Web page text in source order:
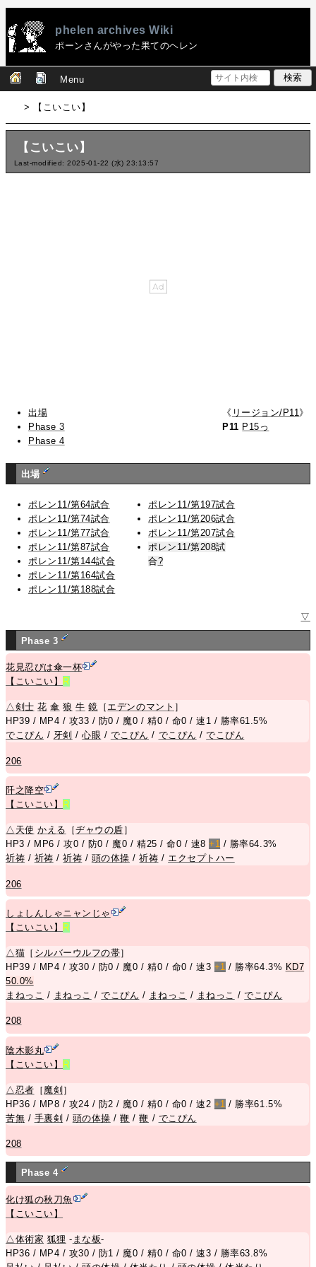
phelen archives Wiki
ポーンさんがやった果てのヘレン
Menu
> 【こいこい】
【こいこい】
Last-modified: 2025-01-22 (水) 23:13:57
出場
Phase 3
Phase 4
《 リージョン/P11 》
P11 P15っ
出場
ポレン11/第64試合
ポレン11/第74試合
ポレン11/第77試合
ポレン11/第87試合
ポレン11/第144試合
ポレン11/第164試合
ポレン11/第188試合
ポレン11/第197試合
ポレン11/第206試合
ポレン11/第207試合
ポレン11/第208試
合?
▽
Phase 3
花見忍びは傘一杯
【こいこい】
R
△剣士 花 傘 狼 牛 鏡 ［ エデンのマント ］
HP39 / MP4 / 攻33 / 防0 / 魔0 / 精0 / 命0 / 速1 / 勝率61.5%
でこぴん / 牙剣 /心眼 / でこぴん / でこぴん /でこぴん
206
阡之降空
【こいこい】
R
△ 天使 かえる ［ヂャウの盾 ］
HP3 / MP6 / 攻0 / 防0 / 魔0 / 精25 / 命0 / 速8+1 / 勝率64.3%
祈祷 / 祈祷 /祈祷 / 頭の体操 /祈祷 / エクセプトハー
206
しょしんしゃニャンじゃ
【こいこい】
R
△猫 ［ シルバーウルフの帯］
HP39 / MP4 / 攻30 / 防0 / 魔0 / 精0 / 命0 / 速3 +1 / 勝率64.3% KD7
50.0%
まねっこ / まねっこ /でこぴん / まねっこ / まねっこ /でこぴん
208
陰木影丸
【こいこい】
R
△忍者 ［ 魔剣 ］
HP36 / MP8 / 攻24 / 防2 / 魔0 / 精0 / 命0 / 速2 +1 / 勝率61.5%
苦無 / 手裏剣 / 頭の体操 /鞭 /鞭 / でこぴん
208
Phase 4
化け狐の秋刀魚
【こいこい】
△体術家 狐狸 - まな板-
HP36 / MP4 / 攻30 / 防1 / 魔0 / 精0 / 命0 / 速3 / 勝率63.8%